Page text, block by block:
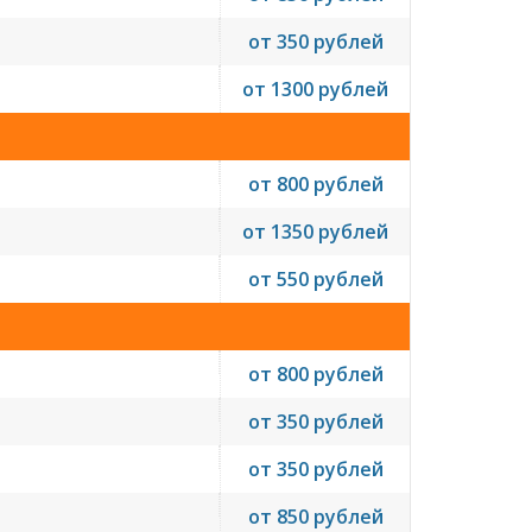
от 350 рублей
от 1300 рублей
от 800 рублей
от 1350 рублей
от 550 рублей
от 800 рублей
от 350 рублей
от 350 рублей
от 850 рублей